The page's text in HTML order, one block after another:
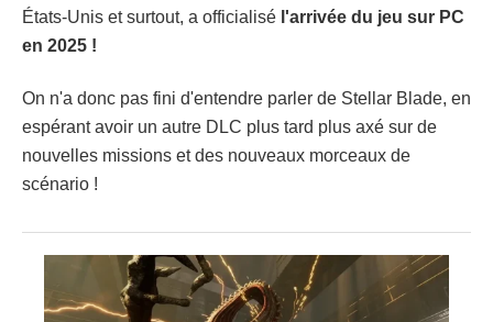
États-Unis et surtout, a officialisé l'arrivée du jeu sur PC
en 2025 !
On n'a donc pas fini d'entendre parler de Stellar Blade, en
espérant avoir un autre DLC plus tard plus axé sur de
nouvelles missions et des nouveaux morceaux de
scénario !